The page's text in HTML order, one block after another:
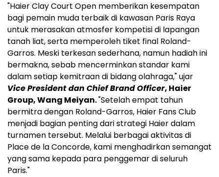
"Haier Clay Court Open memberikan kesempatan
bagi pemain muda terbaik di kawasan Paris Raya
untuk merasakan atmosfer kompetisi di lapangan
tanah liat, serta memperoleh tiket final Roland-
Garros. Meski terkesan sederhana, namun hadiah ini
bermakna, sebab mencerminkan standar kami
dalam setiap kemitraan di bidang olahraga," ujar
Vice President dan Chief Brand Officer, Haier
Group, Wang Meiyan."Setelah empat tahun
bermitra dengan Roland-Garros, Haier Fans Club
menjadi bagian penting dari strategi Haier dalam
turnamen tersebut. Melalui berbagai aktivitas di
Place de la Concorde, kami menghadirkan semangat
yang sama kepada para penggemar di seluruh
Paris."